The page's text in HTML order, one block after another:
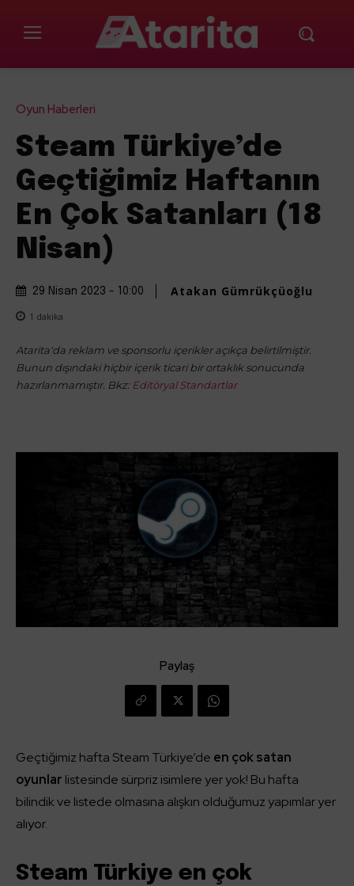
Oyun Haberleri
Steam Türkiye’de
Geçtiğimiz Haftanın
En Çok Satanları (18
Nisan)
29 Nisan 2023 - 10:00 Atakan Gümrükçüoğlu
1 dakika
Atarita'da reklam ve sponsorlu içerikler açıkça belirtilmiştir.
Bunun dışındaki hiçbir içerik ticari bir ortaklık sonucunda
hazırlanmamıştır. Bkz: Editöryal Standartlar
Paylaş
Geçtiğimiz hafta Steam Türkiye’de en çok satan
oyunlar listesinde sürpriz isimlere yer yok! Bu hafta
bilindik ve listede olmasına alışkın olduğumuz yapımlar yer
alıyor.
Steam Türkiye en çok